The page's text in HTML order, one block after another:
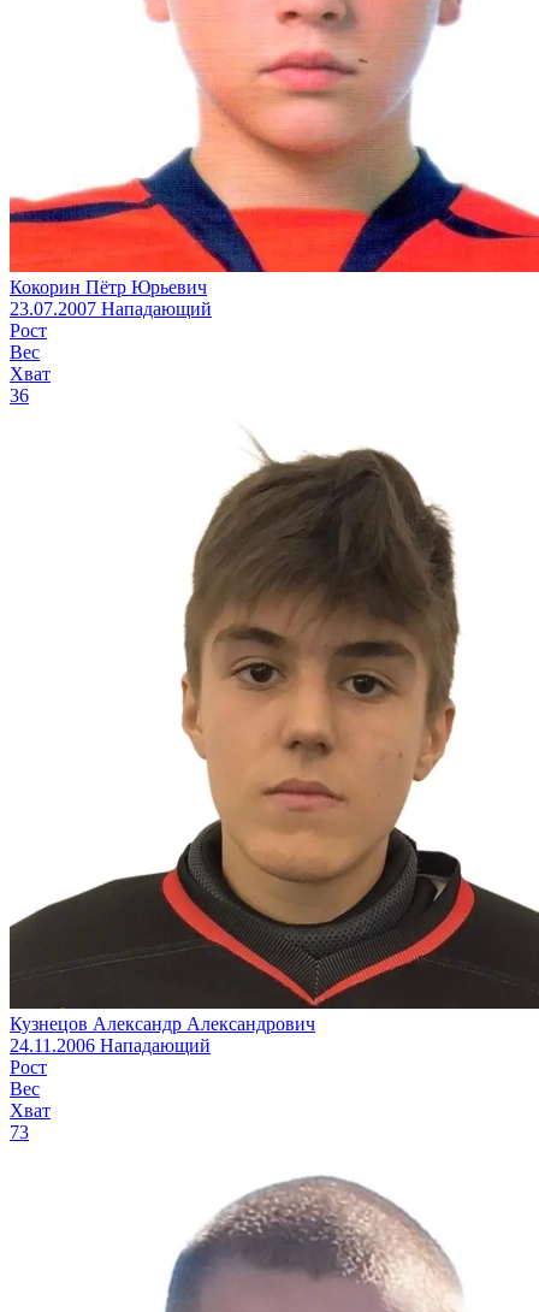
Кокорин Пётр Юрьевич
23.07.2007 Нападающий
Рост
Вес
Хват
36
Кузнецов Александр Александрович
24.11.2006 Нападающий
Рост
Вес
Хват
73